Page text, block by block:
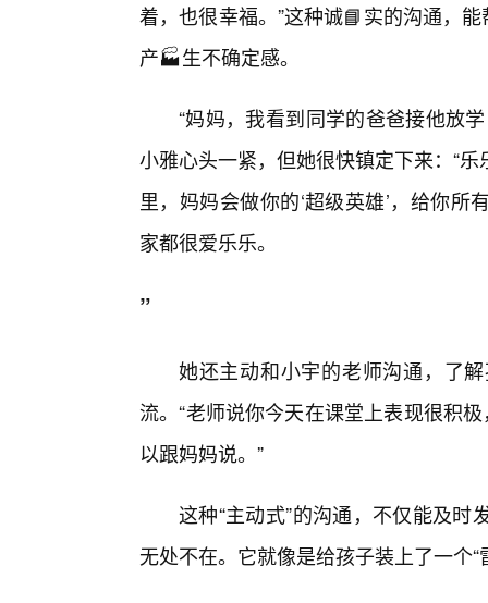
着，也很幸福。”这种诚📘实的沟通，
产🏭生不确定感。
“妈妈，我看到同学的爸爸接他放
小雅心头一紧，但她很快镇定下来：“
里，妈妈会做你的‘超级英雄’，给你
家都很爱乐乐。
”
她还主动和小宇的老师沟通，了
流。“老师说你今天在课堂上表现很积
以跟妈妈说。”
这种“主动式”的沟通，不仅能及
无处不在。它就像是给孩子装上了一个